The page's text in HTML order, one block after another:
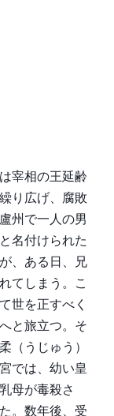
宰相の王延齢
り広げ、腐敗
州で一人の男
名付けられた
、ある日、兄
てしまう。こ
世を正すべく
と旅立つ。そ
（うじゅう）
では、幼い皇
母が毒殺さ
。数年後、受